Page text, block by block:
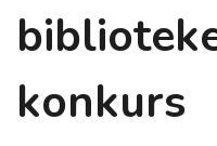
konkurs